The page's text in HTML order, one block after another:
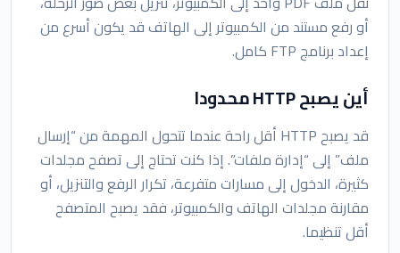
أو رفع مستند من الكمبيوتر إلى الهاتف قد يكون أسرع من
إعداد برنامج FTP كامل.
أين يصبح HTTP محدودا
قد يصبح HTTP أقل راحة عندما تتحول المهمة من “إرسال
ملف” إلى “إدارة ملفات”. إذا كنت تحتاج إلى تصفح مجلدات
كثيرة، الدخول إلى مسارات متفرعة، تكرار الرفع والتنزيل، أو
مقارنة مجلدات الهاتف والكمبيوتر، فقد يصبح المتصفح
أقل تنظيما.